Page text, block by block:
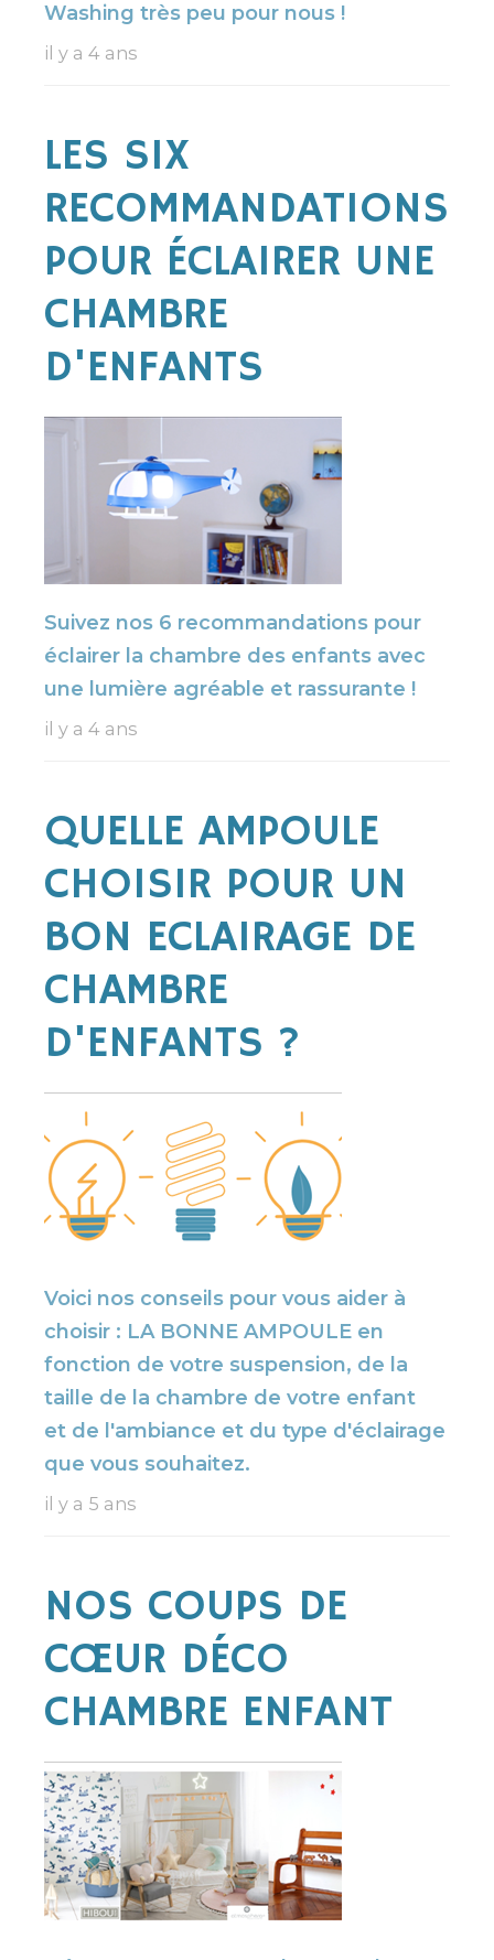
Washing très peu pour nous !
il y a 4 ans
LES SIX
RECOMMANDATIONS
POUR ÉCLAIRER UNE
CHAMBRE
D'ENFANTS
Suivez nos 6 recommandations pour
éclairer la chambre des enfants avec
une lumière agréable et rassurante !
il y a 4 ans
QUELLE AMPOULE
CHOISIR POUR UN
BON ECLAIRAGE DE
CHAMBRE
D'ENFANTS ?
Voici nos conseils pour vous aider à
choisir : LA BONNE AMPOULE en
fonction de votre suspension, de la
taille de la chambre de votre enfant
et de l'ambiance et du type d'éclairage
que vous souhaitez.
il y a 5 ans
NOS COUPS DE
CŒUR DÉCO
CHAMBRE ENFANT